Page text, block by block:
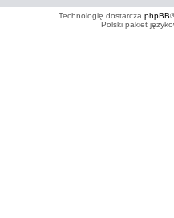
Technologię dostarcza phpBB
Polski pakiet